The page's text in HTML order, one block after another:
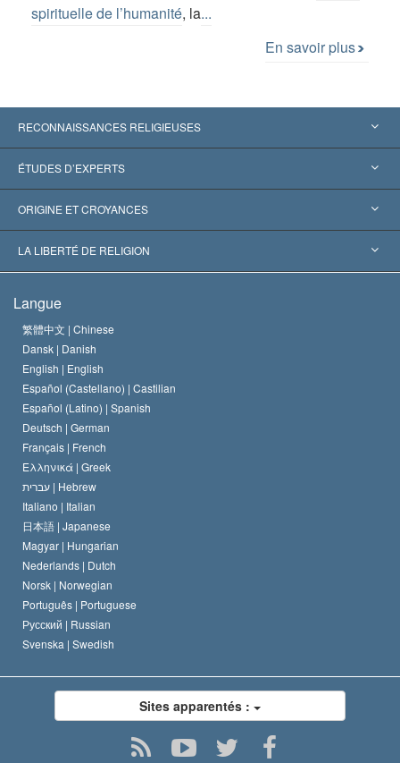
spirituelle de l’humanité, la...
En savoir plus
RECONNAISSANCES RELIGIEUSES
États-Unis
Reconnaissances internationales
Décisions historiques
ÉTUDES D’EXPERTS
Expertises par catégorie
Les plus grands experts au monde
ORIGINE ET CROYANCES
L. Ron Hubbard
Le Credo de l’église de Scientology
Le Code du scientologue
David Miscavige
LA LIBERTÉ DE RELIGION
Les normes internationales des droits de l’homme
Proclamation sur la religion
Langue
繁體中文 | Chinese
Dansk | Danish
English | English
Español (Castellano) | Castilian
Español (Latino) | Spanish
Deutsch | German
Français | French
Ελληνικά | Greek
עברית | Hebrew
Italiano | Italian
日本語 | Japanese
Magyar | Hungarian
Nederlands | Dutch
Norsk | Norwegian
Português | Portuguese
Русский | Russian
Svenska | Swedish
Sites apparentés :